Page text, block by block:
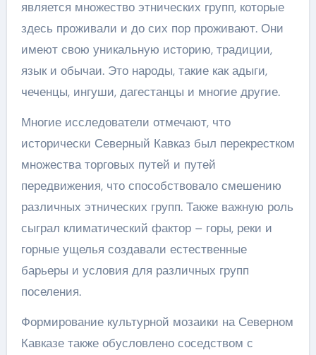
является множество этнических групп, которые
здесь проживали и до сих пор проживают. Они
имеют свою уникальную историю, традиции,
язык и обычаи. Это народы, такие как адыги,
чеченцы, ингуши, дагестанцы и многие другие.
Многие исследователи отмечают, что
исторически Северный Кавказ был перекрестком
множества торговых путей и путей
передвижения, что способствовало смешению
различных этнических групп. Также важную роль
сыграл климатический фактор – горы, реки и
горные ущелья создавали естественные
барьеры и условия для различных групп
поселения.
Формирование культурной мозаики на Северном
Кавказе также обусловлено соседством с